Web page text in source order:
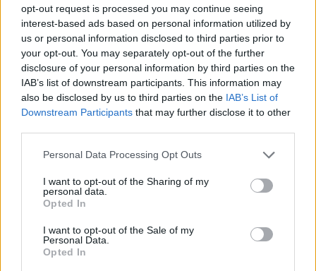
opt-out request is processed you may continue seeing
interest-based ads based on personal information utilized by
us or personal information disclosed to third parties prior to
your opt-out. You may separately opt-out of the further
disclosure of your personal information by third parties on the
IAB’s list of downstream participants. This information may
also be disclosed by us to third parties on the IAB’s List of
Downstream Participants that may further disclose it to other
Please note that this website/app uses one or more Google
not limited to your visit or usage behaviour. You may click to
grant or deny consent to Google and its third-party tags to
use your data for below specified purposes in below Google
consent section.
Personal Data Processing Opt Outs
I want to opt-out of the Sharing of my
personal data.
Opted In
I want to opt-out of the Sale of my
Personal Data.
Opted In
SMASH by Meló-Diák: Homok, zene és a nyár legjobb
hangulata – Jön a második forduló! (X)
Július végén folytatódik a balatoni strandröplabda-
sorozat.
Címkék: #team fortres 2 #update #frissítés #akció